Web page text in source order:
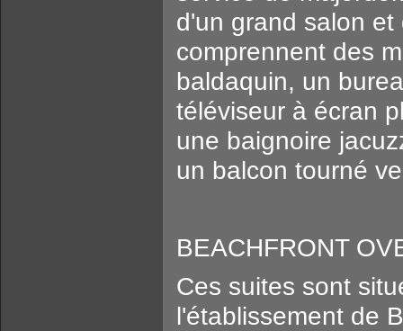
d'un grand salon
comprennent des
baldaquin, un
téléviseur à écran
une baignoire
un balcon tourné
BEACHFRONT
Ces suites sont
l'établissement de